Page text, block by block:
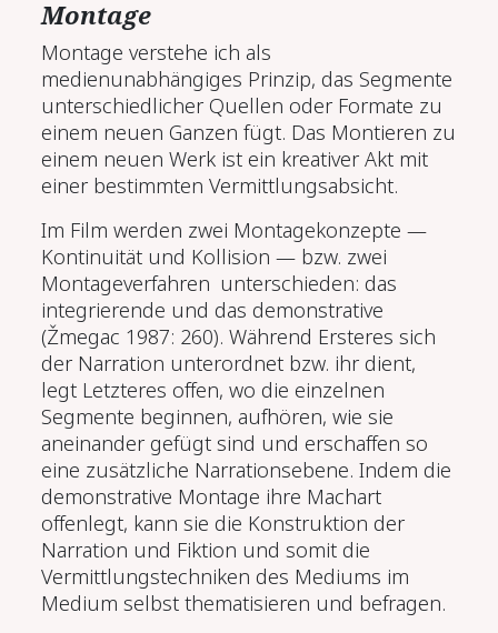
Montage
Montage verstehe ich als
medienunabhängiges Prinzip, das Segmente
unterschiedlicher Quellen oder Formate zu
einem neuen Ganzen fügt. Das Montieren zu
einem neuen Werk ist ein kreativer Akt mit
einer bestimmten Vermittlungsabsicht.
Im Film werden zwei Montagekonzepte —
Kontinuität und Kollision — bzw. zwei
Montageverfahren unterschieden: das
integrierende und das demonstrative
(Žmegac 1987: 260). Während Ersteres sich
der Narration unterordnet bzw. ihr dient,
legt Letzteres offen, wo die einzelnen
Segmente beginnen, aufhören, wie sie
aneinander gefügt sind und erschaffen so
eine zusätzliche Narrationsebene. Indem die
demonstrative Montage ihre Machart
offenlegt, kann sie die Konstruktion der
Narration und Fiktion und somit die
Vermittlungstechniken des Mediums im
Medium selbst thematisieren und befragen.